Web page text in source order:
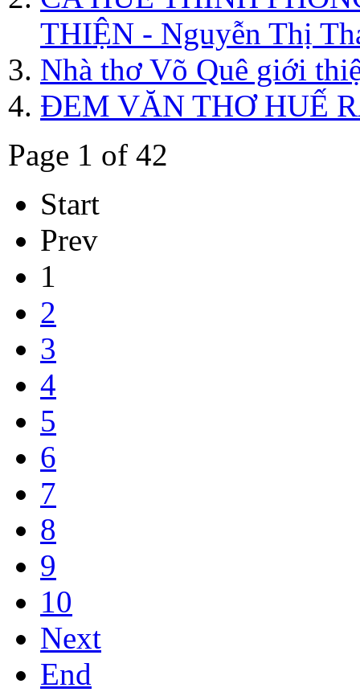
THIỆN - Nguyễn Thị
Nhà thơ Võ Quê giới
ĐEM VĂN THƠ HUẾ
Page 1 of 42
Start
Prev
1
2
3
4
5
6
7
8
9
10
Next
End